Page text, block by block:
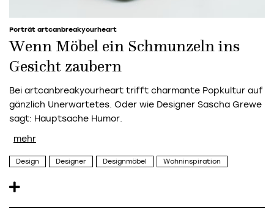
Porträt artcanbreakyourheart
Wenn Möbel ein Schmunzeln ins
Gesicht zaubern
Bei artcanbreakyourheart trifft charmante Popkultur auf
gänzlich Unerwartetes. Oder wie Designer Sascha Grewe
sagt: Hauptsache Humor.
Design Designer Designmöbel Wohninspiration